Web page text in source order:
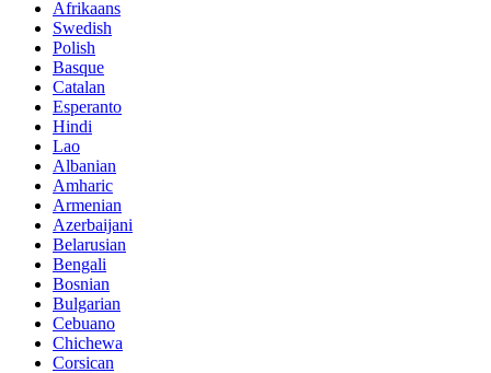
Afrikaans
Swedish
Polish
Basque
Catalan
Esperanto
Hindi
Lao
Albanian
Amharic
Armenian
Azerbaijani
Belarusian
Bengali
Bosnian
Bulgarian
Cebuano
Chichewa
Corsican